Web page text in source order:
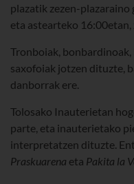
plazatik zezen-plazaraino
eta astearteko 16:00etan,
Tronboiak,
saxofoiak jotzen dituzte,
danborrak ere.
Tolosako Inauterietan
parte, eta inauterietako
interpretatzen dituzte.
Praskuarena eta Pakita la